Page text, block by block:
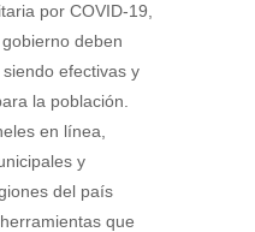
por COVID-19,
deben
efectivas y
la población.
en línea,
y
del país
que